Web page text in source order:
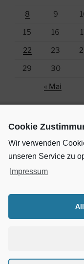
8 9
15 16
22 23
29 30
« Mai
SOCIAL MEDIA
Cookie
Wir verwenden
unseren Service zu
Impressum